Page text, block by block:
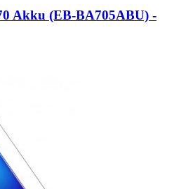
Akku (EB-BA705ABU) -